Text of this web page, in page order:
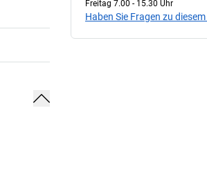
Freitag 7.00 - 15.30 Uhr
Haben Sie Fragen zu